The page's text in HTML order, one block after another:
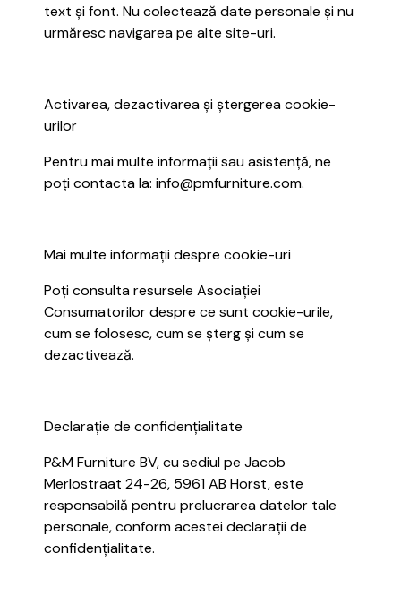
text și font. Nu colectează date personale și nu
urmăresc navigarea pe alte site-uri.
Activarea, dezactivarea și ștergerea cookie-
urilor
Pentru mai multe informații sau asistență, ne
poți contacta la: info@pmfurniture.com.
Mai multe informații despre cookie-uri
Poți consulta resursele Asociației
Consumatorilor despre ce sunt cookie-urile,
cum se folosesc, cum se șterg și cum se
dezactivează.
Declarație de confidențialitate
P&M Furniture BV, cu sediul pe Jacob
Merlostraat 24-26, 5961 AB Horst, este
responsabilă pentru prelucrarea datelor tale
personale, conform acestei declarații de
confidențialitate.